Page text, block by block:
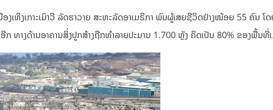
ອງເທິງເກາະເມົາວີ ລັດຮາວາຍ ສະຫະລັດອາເມຣິກາ ພົບຜູ້ເສຍຊີວິດຢ່າງໜ້ອຍ 55 ຄົນ ໂ
ທາງດ້ານອາຄານສິ່ງປູກສ້າງຖືກທຳລາຍປະມານ 1.700 ຫຼັງ ຄິດເປັນ 80% ຂອງພື້ນທີ່